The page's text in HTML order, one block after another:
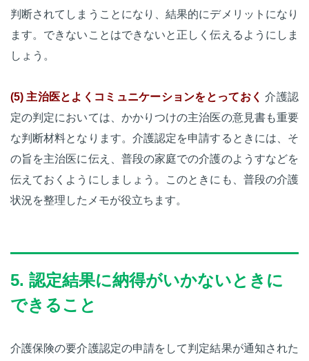
判断されてしまうことになり、結果的にデメリットになり
ます。できないことはできないと正しく伝えるようにしま
しょう。
(5) 主治医とよくコミュニケーションをとっておく介護認
定の判定においては、かかりつけの主治医の意見書も重要
な判断材料となります。介護認定を申請するときには、そ
の旨を主治医に伝え、普段の家庭での介護のようすなどを
伝えておくようにしましょう。このときにも、普段の介護
状況を整理したメモが役立ちます。
5. 認定結果に納得がいかないときに
できること
介護保険の要介護認定の申請をして判定結果が通知された